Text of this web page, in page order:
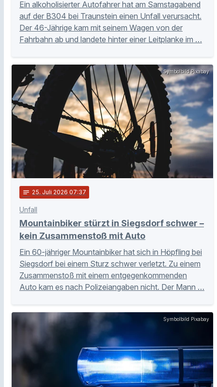
Ein alkoholisierter Autofahrer hat am Samstagabend
auf der B304 bei Traunstein einen Unfall verursacht.
Der 46-Jährige kam mit seinem Wagen von der
Fahrbahn ab und landete hinter einer Leitplanke im …
Symbolbild Pixabay
notes 25. Juli 2026 07:37
Unfall
Mountainbiker stürzt in Siegsdorf schwer –
kein Zusammenstoß mit Auto
Ein 60-jähriger Mountainbiker hat sich in Höpfling bei
Siegsdorf bei einem Sturz schwer verletzt. Zu einem
Zusammenstoß mit einem entgegenkommenden
Auto kam es nach Polizeiangaben nicht. Der Mann …
Symbolbild Pixabay